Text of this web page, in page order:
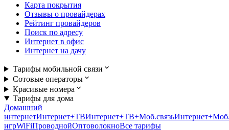
Карта покрытия
Отзывы о провайдерах
Рейтинг провайдеров
Поиск по адресу
Интернет в офис
Интернет на дачу
Тарифы мобильной связи
Сотовые операторы
Красивые номера
Тарифы для дома
Домашний
интернетИнтернет+ТВИнтернет+ТВ+Моб.связь
игрWiFiПроводнойОптоволокноВсе тарифы